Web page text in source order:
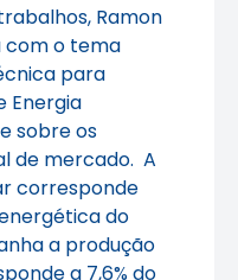
Ramon
com o tema
para
Energia
sobre os
de mercado. A
corresponde
do
a produção
a 7,6% do